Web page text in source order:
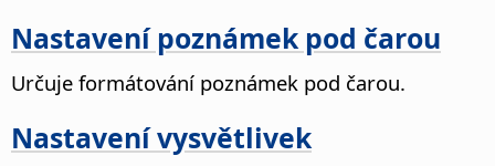
Nastavení poznámek pod čarou
Určuje formátování poznámek pod čarou.
Nastavení vysvětlivek